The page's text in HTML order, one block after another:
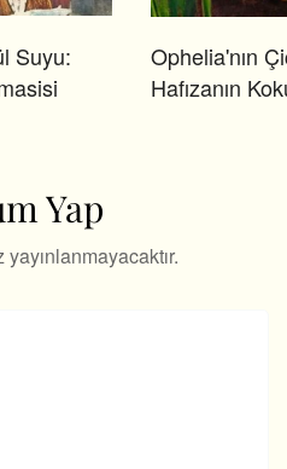
Suyu:
Ophelia'nın
Hafızanın
Yap